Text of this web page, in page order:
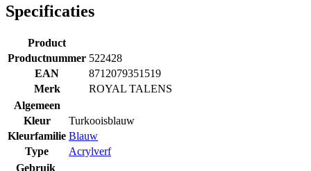
Specificaties
Product
Productnummer 522428
EAN
8712079351519
Merk
ROYAL TALENS
Algemeen
Kleur
Turkooisblauw
Kleurfamilie Blauw
Type
Acrylverf
Gebruik